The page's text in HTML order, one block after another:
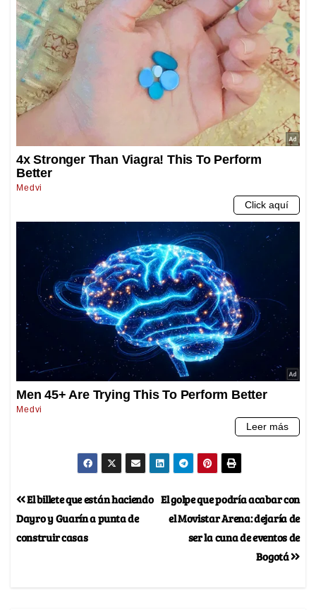
El golpe que podría acabar con
el Movistar Arena: dejaría de
ser la cuna de eventos de
Bogotá
El billete que están haciendo
Dayro y Guarín a punta de
construir casas